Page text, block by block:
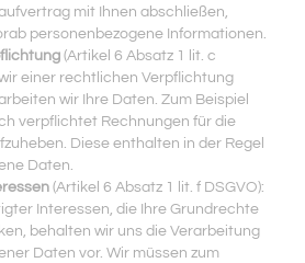
mit Ihnen abschließen,
personenbezogene Informationen.
(Artikel 6 Absatz 1 lit. c
wir einer rechtlichen Verpflichtung
wir Ihre Daten. Zum Beispiel
verpflichtet Rechnungen für die
Diese enthalten in der Regel
Daten.
(Artikel 6 Absatz 1 lit. f DSGVO):
Interessen, die Ihre Grundrechte
behalten wir uns die Verarbeitung
Daten vor. Wir müssen zum